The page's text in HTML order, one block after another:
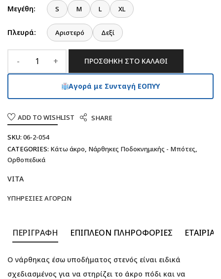
Μεγέθη: S M L XL
Πλευρά: Αριστερό Δεξί
ΠΡΟΣΘΉΚΗ ΣΤΟ ΚΑΛΆΘΙ
Αγορά με Συνταγή ΕΟΠΥΥ
ADD TO WISHLIST SHARE
SKU: 06-2-054
CATEGORIES: Κάτω άκρο Νάρθηκες Ποδοκνημικής - Μπότες
Ορθοπεδικά
VITA
ΥΠΗΡΕΣΊΕΣ ΑΓΟΡΏΝ
ΠΕΡΙΓΡΑΦΉ ΕΠΙΠΛΈΟΝ ΠΛΗΡΟΦΟΡΊΕΣ ΕΤΑΙΡΊΑ
Ο νάρθηκας έσω υποδήματος στενός είναι ειδικά
σχεδιασμένος για να στηρίζει το άκρο πόδι και να